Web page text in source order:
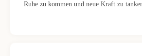
Ruhe zu kommen und neue Kraft zu